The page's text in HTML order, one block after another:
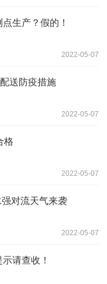
生产？假的！
2022-05-07
送防疫措施
2022-05-07
格
2022-05-07
强对流天气来袭
2022-05-07
请查收！